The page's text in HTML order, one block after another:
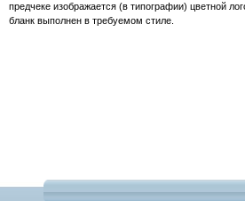
предчеке изображается (в типографии) цветной
бланк выполнен в требуемом стиле.